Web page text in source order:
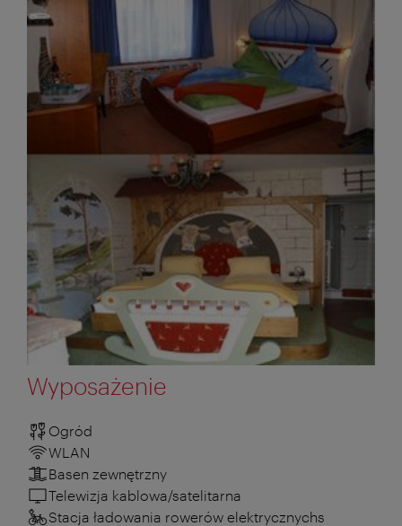
Wyposażenie
Ogród
WLAN
Basen zewnętrzny
Telewizja kablowa/satelitarna
Stacja ładowania rowerów elektrycznychs